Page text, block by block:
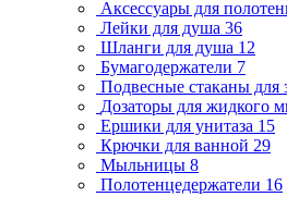
Аксессуары для
Лейки для душа 36
Шланги для душа 12
Бумагодержатели 7
Подвесные стаканы для
Дозаторы для жидкого
Ершики для унитаза 15
Крючки для ванной 29
Мыльницы 8
Полотенцедержатели 16